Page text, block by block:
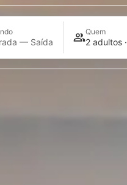
— Saída
Quem
2 adultos